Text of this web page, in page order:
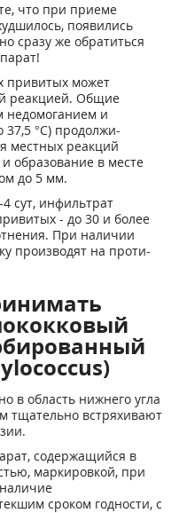
что при приеме
появились
сразу же обратиться
привитых может
реакцией. Общие
недомоганием и
37,5 °С) продолжи­
местных реакций
образование в месте
до 5 мм.
сут, инфильтрат
- до 30 и более
При наличии
производят на проти­
в об­ласть нижнего угла
тщательно встряхи­вают
содержащийся в
маркировкой, при
сроком годности, с